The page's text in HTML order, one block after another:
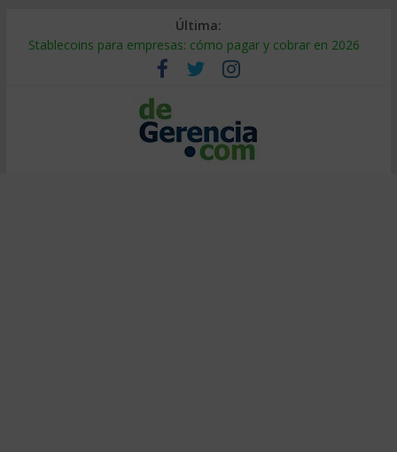
Última:
Stablecoins para empresas: cómo pagar y cobrar en 2026
Despido silencioso: qué es y por qué sale tan caro
IA en selección de personal: cómo auditarla a tiempo
Trabajo forzoso en la cadena de suministro: qué hacer
Mercado hispano de EE. UU.: cómo segmentarlo y venderle